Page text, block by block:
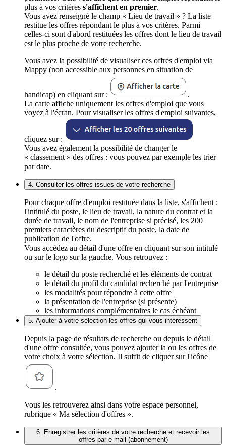
plus à vos critères s'affichent en premier.
Vous avez renseigné le champ « Lieu de travail » ? La liste
restitue les offres répondant le plus à vos critères. Parmi
celles-ci sont d'abord restituées les offres dont le lieu de travail
est le plus proche de votre recherche.
Vous avez la possibilité de visualiser ces offres d'emploi via
Mappy (non accessible aux personnes en situation de
handicap) en cliquant sur :
.
La carte affiche uniquement les offres d'emploi que vous
voyez à l'écran. Pour visualiser les offres d'emploi suivantes,
cliquez sur :
Vous avez également la possibilité de changer le
« classement » des offres : vous pouvez par exemple les trier
par date.
4. Consulter les offres issues de votre recherche
Pour chaque offre d'emploi restituée dans la liste, s'affichent :
l'intitulé du poste, le lieu de travail, la nature du contrat et la
durée de travail, le nom de l'entreprise si précisé, les 200
premiers caractères du descriptif du poste, la date de
publication de l'offre.
Vous accédez au détail d'une offre en cliquant sur son intitulé
ou sur le logo sur la gauche. Vous retrouvez :
le détail du poste recherché et les éléments de contrat
le détail du profil du candidat recherché par l'entreprise
les modalités pour répondre à cette offre
la présentation de l'entreprise (si présente)
les informations complémentaires le cas échéant
5. Ajouter à votre sélection les offres qui vous intéressent
Depuis la page de résultats de recherche ou depuis le détail
d'une offre consultée, vous pouvez ajouter la ou les offres de
votre choix à votre sélection. Il suffit de cliquer sur l'icône
.
Vous les retrouverez ainsi dans votre espace personnel,
rubrique « Ma sélection d'offres ».
6. Enregistrer les critères de votre recherche et recevoir les
offres par e-mail (abonnement)